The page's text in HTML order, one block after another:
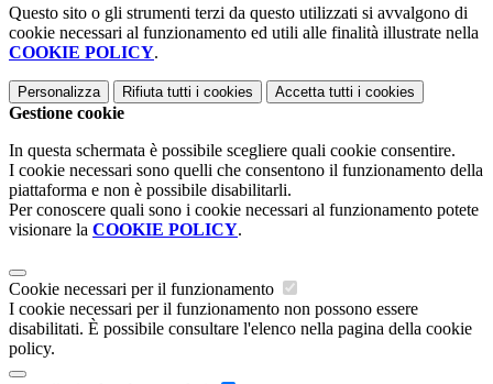
Questo sito o gli strumenti terzi da questo utilizzati si avvalgono di
cookie necessari al funzionamento ed utili alle finalità illustrate nella
COOKIE POLICY.
Personalizza Rifiuta tutti i cookies Accetta tutti i cookies
Gestione cookie
In questa schermata è possibile scegliere quali cookie consentire.
I cookie necessari sono quelli che consentono il funzionamento della
piattaforma e non è possibile disabilitarli.
Per conoscere quali sono i cookie necessari al funzionamento potete
visionare la COOKIE POLICY.
Cookie necessari per il funzionamento
I cookie necessari per il funzionamento non possono essere
disabilitati. È possibile consultare l'elenco nella pagina della cookie
policy.